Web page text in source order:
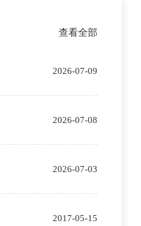
查看全部
2026-07-09
2026-07-08
2026-07-03
2017-05-15